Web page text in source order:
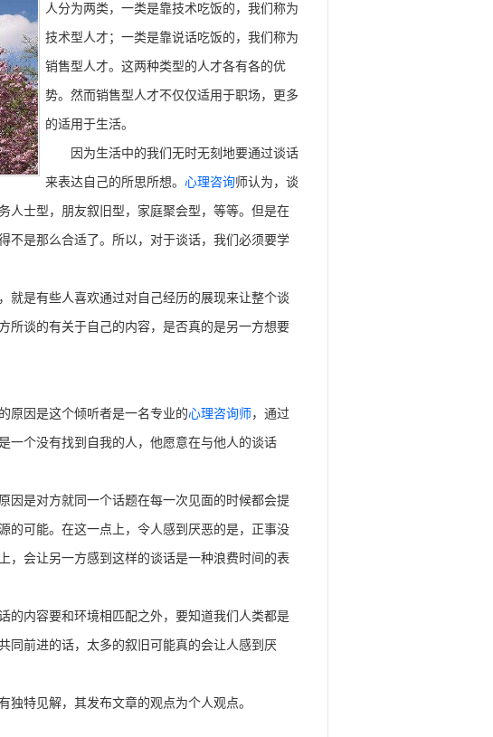
人分为两类，一类是靠技术吃饭的，我们称为
技术型人才；一类是靠说话吃饭的，我们称为
销售型人才。这两种类型的人才各有各的优
势。然而销售型人才不仅仅适用于职场，更多
的适用于生活。
因为生活中的我们无时无刻地要通过谈话
来表达自己的所思所想。 心理咨询师认为，谈
人士型，朋友叙旧型，家庭聚会型，等等。但是在
不是那么合适了。所以，对于谈话，我们必须要学
是有些人喜欢通过对自己经历的展现来让整个谈
所谈的有关于自己的内容，是否真的是另一方想要
因是这个倾听者是一名专业的心理咨询师，通过
一个没有找到自我的人，他愿意在与他人的谈话
是对方就同一个话题在每一次见面的时候都会提
的可能。在这一点上，令人感到厌恶的是，正事没
，会让另一方感到这样的谈话是一种浪费时间的表
内容要和环境相匹配之外，要知道我们人类都是
同前进的话，太多的叙旧可能真的会让人感到厌
独特见解，其发布文章的观点为个人观点。